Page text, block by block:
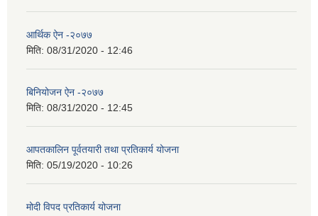
आर्थिक ऐन -२०७७
मिति: 08/31/2020 - 12:46
बिनियोजन ऐन -२०७७
मिति: 08/31/2020 - 12:45
आपतकालिन पूर्वतयारी तथा प्रतिकार्य योजना
मिति: 05/19/2020 - 10:26
मोदी विपद प्रतिकार्य योजना